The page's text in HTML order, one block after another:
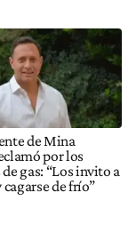
de Mina
por los
gas: “Los invito a
de frío”